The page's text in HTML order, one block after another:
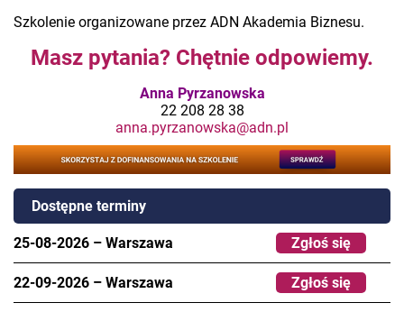
Szkolenie organizowane przez ADN Akademia Biznesu.
Masz pytania? Chętnie odpowiemy.
Anna Pyrzanowska
22 208 28 38
anna.pyrzanowska@adn.pl
Dostępne terminy
25-08-2026 – Warszawa Zgłoś się
22-09-2026 – Warszawa Zgłoś się